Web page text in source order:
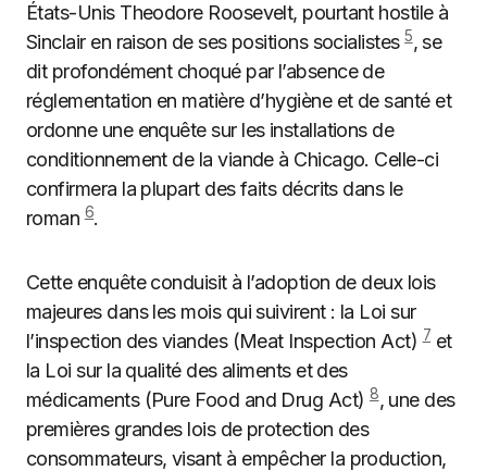
États-Unis Theodore Roosevelt, pourtant hostile à
Sinclair en raison de ses positions socialistes5, se
dit profondément choqué par l’absence de
réglementation en matière d’hygiène et de santé et
ordonne une enquête sur les installations de
conditionnement de la viande à Chicago. Celle-ci
confirmera la plupart des faits décrits dans le
roman6.
Cette enquête conduisit à l’adoption de deux lois
majeures dans les mois qui suivirent : la Loi sur
l’inspection des viandes (Meat Inspection Act)7 et
la Loi sur la qualité des aliments et des
médicaments (Pure Food and Drug Act)8, une des
premières grandes lois de protection des
consommateurs, visant à empêcher la production,